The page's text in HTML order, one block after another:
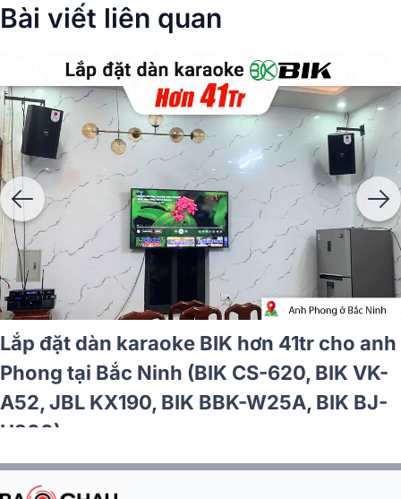
Bài viết liên quan
Lắp đặt dàn karaoke BIK hơn 41tr cho anh
Phong tại Bắc Ninh (BIK CS-620, BIK VK-
A52, JBL KX190, BIK BBK-W25A, BIK BJ-
U200)